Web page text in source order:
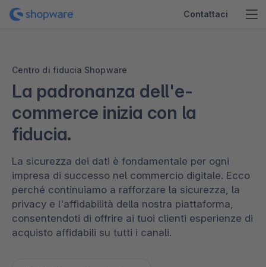
Contattaci
Centro di fiducia Shopware
La padronanza dell'e-
commerce inizia con la
fiducia.
La sicurezza dei dati è fondamentale per ogni
impresa di successo nel commercio digitale. Ecco
perché continuiamo a rafforzare la sicurezza, la
privacy e l'affidabilità della nostra piattaforma,
consentendoti di offrire ai tuoi clienti esperienze di
acquisto affidabili su tutti i canali.